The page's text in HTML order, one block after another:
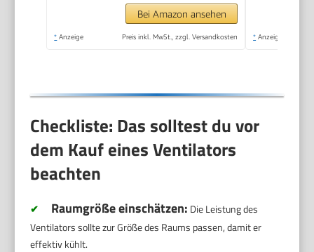
Energiesparend | 4
Stufen | 15 h
Bei Amazon ansehen
* Anzeige Preis inkl. MwSt., zzgl. Versandkosten * Anzeige
Checkliste: Das solltest du vor
dem Kauf eines Ventilators
beachten
✔ Raumgröße einschätzen: Die Leistung des
Ventilators sollte zur Größe des Raums passen, damit er
effektiv kühlt.